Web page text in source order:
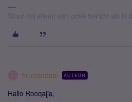
Stuur mij alleen een privé bericht als ik
hruizendaal AUTEUR
Hallo Roeqajja,